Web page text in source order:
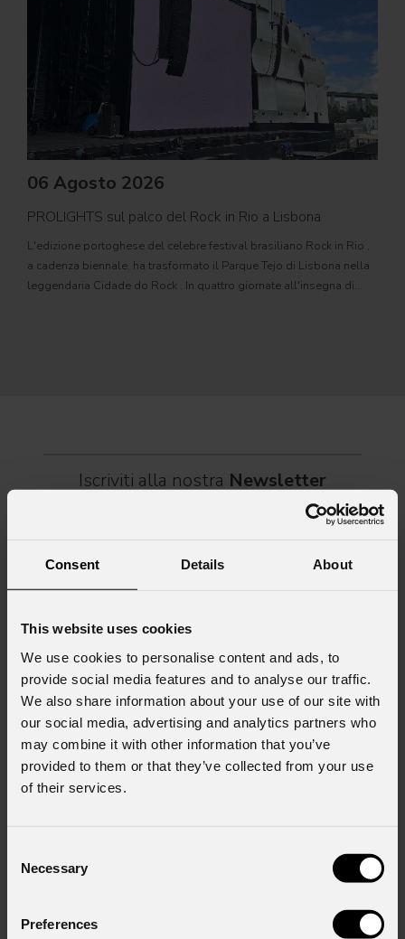
Consent Details About
This website uses cookies
We use cookies to personalise content and ads, to
provide social media features and to analyse our traffic.
We also share information about your use of our site with
our social media, advertising and analytics partners who
may combine it with other information that you’ve
provided to them or that they’ve collected from your use
of their services.
Selection
Necessary
Preferences
06 Agosto 2026
PROLIGHTS sul palco del Rock in Rio a Lisbona
L'edizione portoghese del celebre festival brasiliano Rock in Rio ,
a cadenza biennale, ha trasformato il Parque Tejo di Lisbona nella
leggendaria Cidade do Rock . In quattro giornate all'insegna di
Iscriviti alla nostra Newsletter
Cognome *
Stato*
Acconsento al trattamento dei dati per ricevere
Consenso al trattamento dei dati personali